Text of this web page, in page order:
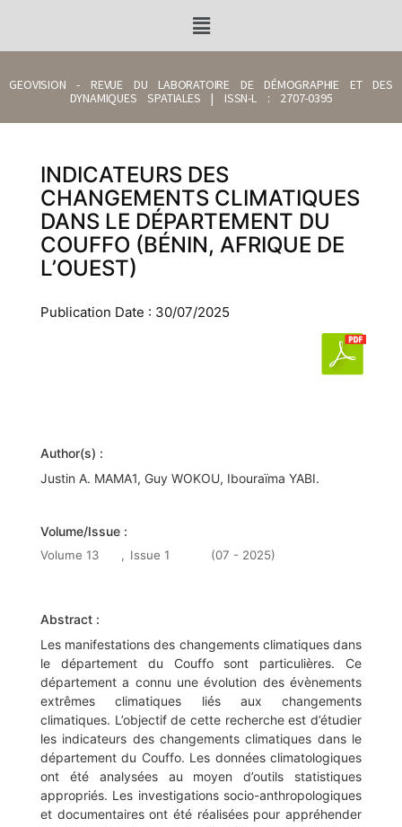
GEOVISION - REVUE DU LABORATOIRE DE DÉMOGRAPHIE ET DES
DYNAMIQUES SPATIALES | ISSN-L : 2707-0395
INDICATEURS DES
CHANGEMENTS CLIMATIQUES
DANS LE DÉPARTEMENT DU
COUFFO (BÉNIN, AFRIQUE DE
L’OUEST)
Publication Date : 30/07/2025
Author(s) :
Justin A. MAMA1, Guy WOKOU, Ibouraïma YABI.
Volume/Issue :
Volume 13 , Issue 1 (07 - 2025)
Abstract :
Les manifestations des changements climatiques dans
le département du Couffo sont particulières. Ce
département a connu une évolution des évènements
extrêmes climatiques liés aux changements
climatiques. L’objectif de cette recherche est d’étudier
les indicateurs des changements climatiques dans le
département du Couffo. Les données climatologiques
ont été analysées au moyen d’outils statistiques
appropriés. Les investigations socio-anthropologiques
et documentaires ont été réalisées pour appréhender